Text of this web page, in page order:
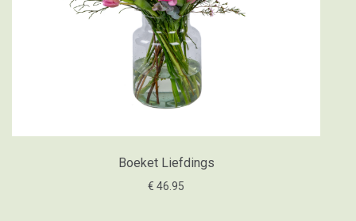
Boeket Liefdings
€ 46.95